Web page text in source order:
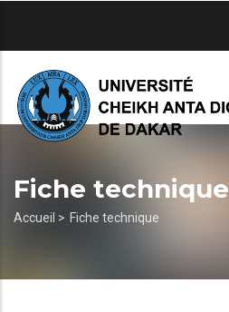
principal
Fiche technique
Fil
Accueil > Fiche technique